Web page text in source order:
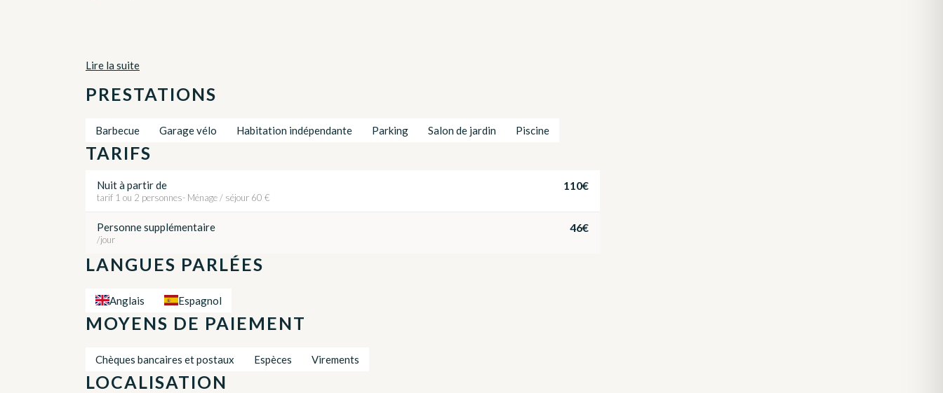
Lire la suite
PRESTATIONS
Barbecue Garage vélo Habitation indépendante Parking Salon de jardin Piscine
TARIFS
Nuit à partir de 110€
tarif 1 ou 2 personnes- Ménage / séjour 60 €
Personne supplémentaire 46€
/jour
LANGUES PARLÉES
Anglais Espagnol
MOYENS DE PAIEMENT
Chèques bancaires et postaux Espèces Virements
LOCALISATION